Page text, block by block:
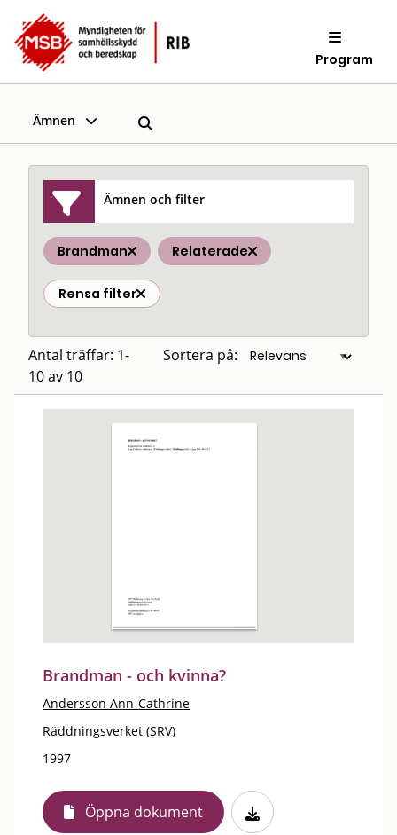
Program
Ämnen
Ämnen och filter
Brandman Relaterade
Rensa filter
Antal träffar: 1-
10 av 10
Sortera på:
Brandman - och kvinna?
Andersson Ann-Cathrine
Räddningsverket (SRV)
1997
Öppna dokument